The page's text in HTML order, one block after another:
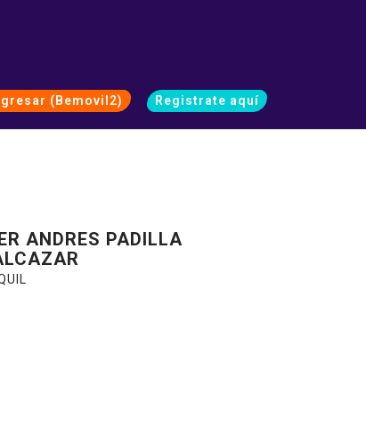
(Bemovil2) Registrate aquí
ANDRES PADILLA